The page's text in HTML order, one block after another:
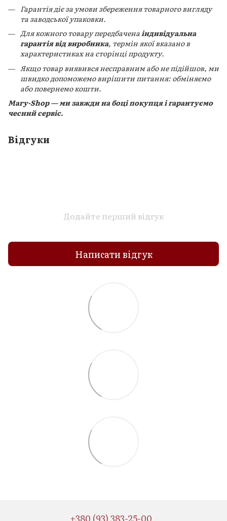
Гарантія діє за умови збереження товарного вигляду
та заводської упаковки.
Для кожного товару передбаченаіндивідуальна
гарантія від виробника, термін якої вказано в
характеристиках на сторінці продукту.
Якщо товар виявився несправним або не підійшов, ми
швидко допоможемо вирішити питання: обміняємо
або повернемо кошти.
Mary-Shop — ми завжди на боці покупця і гарантуємо
чесний сервіс.
Відгуки
Додайте перший відгук
Написати відгук
+380 (93) 383-25-00